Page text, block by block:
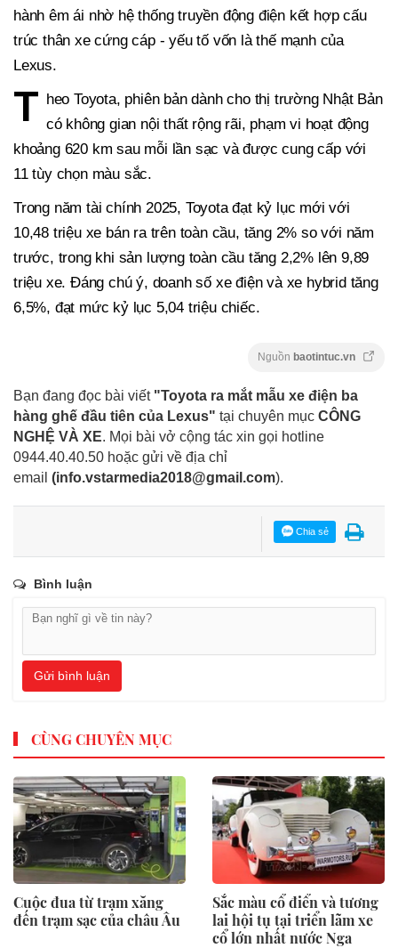
hành êm ái nhờ hệ thống truyền động điện kết hợp cấu
trúc thân xe cứng cáp - yếu tố vốn là thế mạnh của
Lexus.
T heo Toyota, phiên bản dành cho thị trường Nhật Bản
có không gian nội thất rộng rãi, phạm vi hoạt động
khoảng 620 km sau mỗi lần sạc và được cung cấp với
11 tùy chọn màu sắc.
Trong năm tài chính 2025, Toyota đạt kỷ lục mới với
10,48 triệu xe bán ra trên toàn cầu, tăng 2% so với năm
trước, trong khi sản lượng toàn cầu tăng 2,2% lên 9,89
triệu xe. Đáng chú ý, doanh số xe điện và xe hybrid tăng
6,5%, đạt mức kỷ lục 5,04 triệu chiếc.
Nguồn baotintuc.vn
Bạn đang đọc bài viết "Toyota ra mắt mẫu xe điện ba
hàng ghế đầu tiên của Lexus" tại chuyên mục CÔNG
NGHỆ VÀ XE. Mọi bài vở cộng tác xin gọi hotline
0944.40.40.50 hoặc gửi về địa chỉ
email (info.vstarmedia2018@gmail.com).
Chia sẻ
Bình luận
Gửi bình luận
CÙNG CHUYÊN MỤC
Cuộc đua từ trạm xăng
đến trạm sạc của châu Âu
Sắc màu cổ điển và tương
lai hội tụ tại triển lãm xe
cổ lớn nhất nước Nga